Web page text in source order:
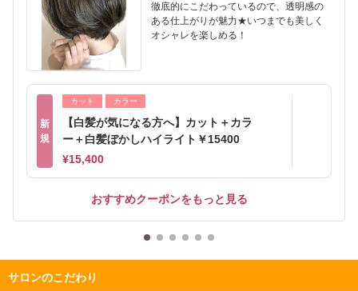
徹底的にこだわっているので、透明感の
ある仕上がりが魅力★いつまでも美しく
オシャレを楽しめる！
新
規
カット カラー
【白髪が気になる方へ】カット＋カラ
ー＋白髪ぼかしハイライト￥15400
¥15,400
おすすめクーポンをもっと見る
サロンのこだわり